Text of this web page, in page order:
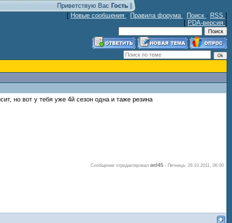
Приветствую Вас Гость|
[ Новые сообщения · Правила форума · Поиск · RSS ]
[ PDA-версия ]
но вот у тебя уже 4й сезон одна и таже резина
Сообщение отредактировал ael45 - Пятница, 28.10.2011, 06:00